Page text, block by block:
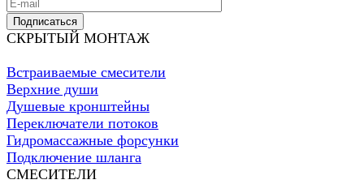
Подписаться
СКРЫТЫЙ МОНТАЖ
Встраиваемые смесители
Верхние души
Душевые кронштейны
Переключатели потоков
Гидромассажные форсунки
Подключение шланга
СМЕСИТЕЛИ